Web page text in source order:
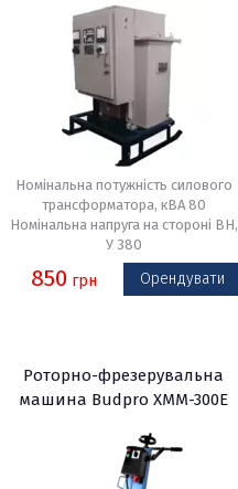
Номінальна потужність силового
трансформатора, кВА 80
Номінальна напруга на стороні ВН,
У 380
850 грн Орендувати
Роторно-фрезерувальна
машина Budpro XMM-300E